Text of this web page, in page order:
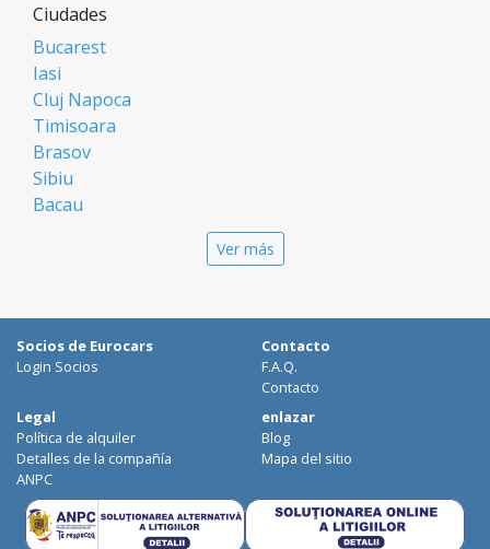
Ciudades
Bucarest
Iasi
Cluj Napoca
Timisoara
Brasov
Sibiu
Bacau
Galati
Suceava
Focsani
Targoviste
Ploiesti
Craiova
Botosani
Ver más
Socios de Eurocars
Login Socios
Contacto
F.A.Q.
Contacto
Legal
Política de alquiler
Detalles de la compañía
ANPC
enlazar
Blog
Mapa del sitio